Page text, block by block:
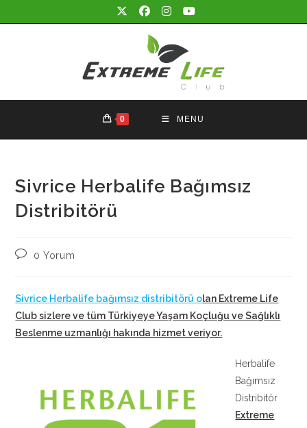
to
0 MENU
Sivrice Herbalife Bağımsız
Distribitörü
Post0 Yorum
Sivrice Herbalife bağımsız distribitörü olan Extreme Life
Club sizlere ve tüm Türkiyeye Yaşam Koçluğu ve Sağlıklı
Beslenme uzmanlığı hakında hizmet veriyor.
Herbalife
Bağımsız
Distribitör
Extreme